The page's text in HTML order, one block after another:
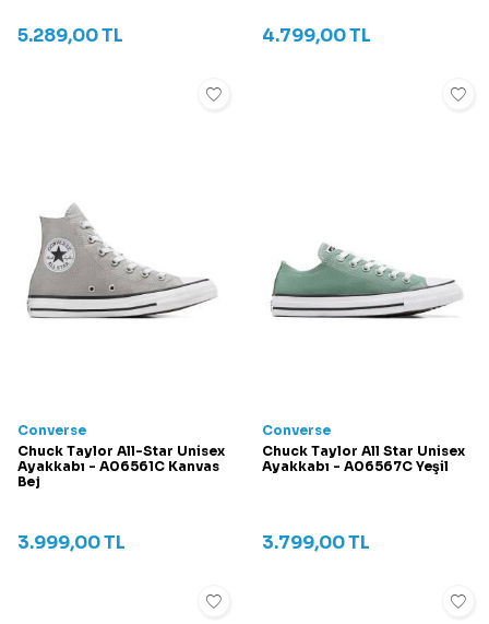
5.289,00TL 4.799,00TL
Converse
Chuck Taylor All-Star Unisex
Ayakkabı - A06561C Kanvas
Bej
3.999,00TL
Converse
Chuck Taylor All Star Unisex
Ayakkabı - A06567C Yeşil
3.799,00TL